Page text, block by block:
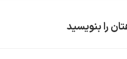
را بنویسید